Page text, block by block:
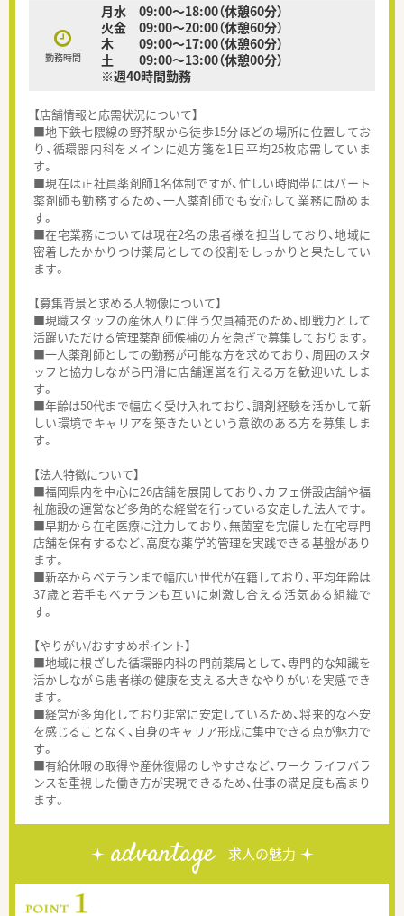
勤務時間
月水 09:00～18:00（休憩60分）
火金 09:00～20:00（休憩60分）
木 09:00～17:00（休憩60分）
土 09:00～13:00（休憩00分）
※週40時間勤務
【店舗情報と応需状況について】
■地下鉄七隈線の野芥駅から徒歩15分ほどの場所に位置してお
り、循環器内科をメインに処方箋を1日平均25枚応需していま
す。
■現在は正社員薬剤師1名体制ですが、忙しい時間帯にはパート
薬剤師も勤務するため、一人薬剤師でも安心して業務に励めま
す。
■在宅業務については現在2名の患者様を担当しており、地域に
密着したかかりつけ薬局としての役割をしっかりと果たしてい
ます。
【募集背景と求める人物像について】
■現職スタッフの産休入りに伴う欠員補充のため、即戦力として
活躍いただける管理薬剤師候補の方を急ぎで募集しております。
■一人薬剤師としての勤務が可能な方を求めており、周囲のスタ
ッフと協力しながら円滑に店舗運営を行える方を歓迎いたしま
す。
■年齢は50代まで幅広く受け入れており、調剤経験を活かして新
しい環境でキャリアを築きたいという意欲のある方を募集しま
す。
【法人特徴について】
■福岡県内を中心に26店舗を展開しており、カフェ併設店舗や福
祉施設の運営など多角的な経営を行っている安定した法人です。
■早期から在宅医療に注力しており、無菌室を完備した在宅専門
店舗を保有するなど、高度な薬学的管理を実践できる基盤があり
ます。
■新卒からベテランまで幅広い世代が在籍しており、平均年齢は
37歳と若手もベテランも互いに刺激し合える活気ある組織で
す。
【やりがい/おすすめポイント】
■地域に根ざした循環器内科の門前薬局として、専門的な知識を
活かしながら患者様の健康を支える大きなやりがいを実感でき
ます。
■経営が多角化しており非常に安定しているため、将来的な不安
を感じることなく、自身のキャリア形成に集中できる点が魅力で
す。
■有給休暇の取得や産休復帰のしやすさなど、ワークライフバラ
ンスを重視した働き方が実現できるため、仕事の満足度も高まり
ます。
advantage 求人の魅力